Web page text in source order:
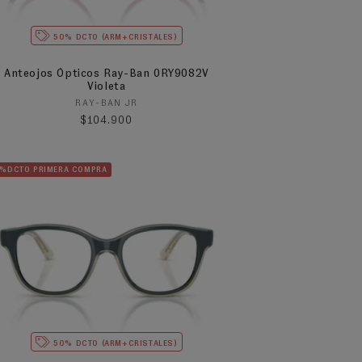
50% DCTO (ARM+CRISTALES)
Anteojos Ópticos Ray-Ban 0RY9082V
Violeta
Proveedor:
RAY-BAN JR
Precio habitual
$104.900
PRIMERA COMPRA
50% DCTO (ARM+CRISTALES)